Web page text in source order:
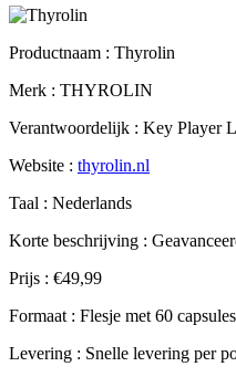
Productnaam : Thyrolin
Merk : THYROLIN
Verantwoordelijk : Key Player
Website : thyrolin.nl
Taal : Nederlands
Korte beschrijving :
Prijs : €49,99
Formaat : Flesje met 60 capsules
Levering : Snelle levering per